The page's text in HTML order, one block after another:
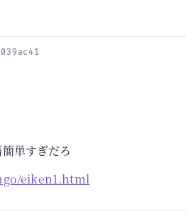
単すぎだろ
eiken1.html